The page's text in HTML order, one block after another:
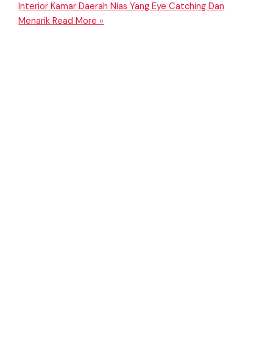
Interior Kamar Daerah Nias Yang Eye Catching Dan
Menarik Read More »